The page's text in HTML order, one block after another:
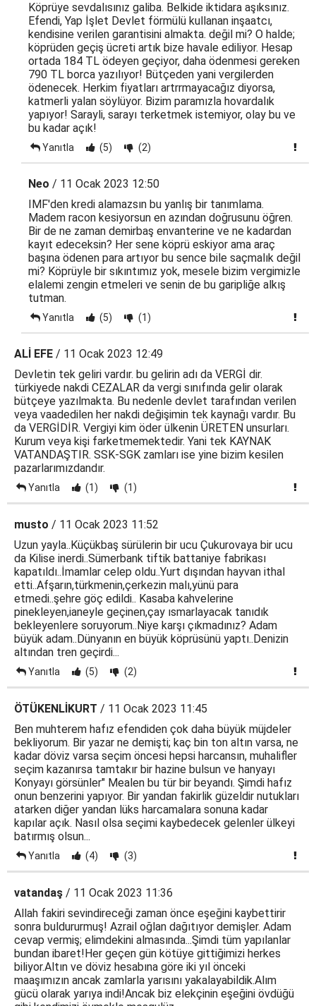
Köprüye sevdalısınız galiba. Belkide iktidara aşıksınız.
Efendi, Yap İşlet Devlet förmülü kullanan inşaatcı,
kendisine verilen garantisini almakta. değil mi? O halde;
köprüden geçiş ücreti artık bize havale ediliyor. Hesap
ortada 184 TL ödeyen geçiyor, daha ödenmesi gereken
790 TL borca yazılıyor! Bütçeden yani vergilerden
ödenecek. Herkim fiyatları artrrmayacağız diyorsa,
katmerli yalan söylüyor. Bizim paramızla hovardalık
yapıyor! Sarayli, sarayı terketmek istemiyor, olay bu ve
bu kadar açık!
Yanıtla (5) (2)
Neo / 11 Ocak 2023 12:50
IMF'den kredi alamazsın bu yanlış bir tanımlama.
Madem racon kesiyorsun en azından doğrusunu öğren.
Bir de ne zaman demirbaş envanterine ve ne kadardan
kayıt edeceksin? Her sene köprü eskiyor ama araç
başına ödenen para artıyor bu sence bile saçmalık değil
mi? Köprüyle bir sıkıntımız yok, mesele bizim vergimizle
elalemi zengin etmeleri ve senin de bu garipliğe alkış
tutman.
Yanıtla (5) (1)
ALİ EFE / 11 Ocak 2023 12:49
Devletin tek geliri vardır. bu gelirin adı da VERGİ dir.
türkiyede nakdi CEZALAR da vergi sınıfında gelir olarak
bütçeye yazılmakta. Bu nedenle devlet tarafından verilen
veya vaadedilen her nakdi değişimin tek kaynağı vardır. Bu
da VERGİDİR. Vergiyi kim öder ülkenin ÜRETEN unsurları.
Kurum veya kişi farketmemektedir. Yani tek KAYNAK
VATANDAŞTIR. SSK-SGK zamları ise yine bizim kesilen
pazarlarımızdandır.
Yanıtla (1) (1)
musto / 11 Ocak 2023 11:52
Uzun yayla..Küçükbaş sürülerin bir ucu Çukurovaya bir ucu
da Kilise inerdi..Sümerbank tiftik battaniye fabrikası
kapatıldı..İmamlar celep oldu..Yurt dışından hayvan ithal
etti..Afşarın,türkmenin,çerkezin malı,yünü para
etmedi..şehre göç edildi.. Kasaba kahvelerine
pinekleyen,ianeyle geçinen,çay ısmarlayacak tanıdık
bekleyenlere soruyorum..Niye karşı çıkmadınız? Adam
büyük adam..Dünyanın en büyük köprüsünü yaptı..Denizin
altından tren geçirdi...
Yanıtla (5) (2)
ÖTÜKENLİKURT / 11 Ocak 2023 11:45
Ben muhterem hafız efendiden çok daha büyük müjdeler
bekliyorum. Bir yazar ne demişti; kaç bin ton altın varsa, ne
kadar döviz varsa seçim öncesi hepsi harcansın, muhalifler
seçim kazanırsa tamtakır bir hazine bulsun ve hanyayı
Konyayı görsünler" Mealen bu tür bir beyandı. Şimdi hafız
onun benzerini yapıyor. Bir yandan fakirlik güzeldir nutukları
atarken diğer yandan lüks harcamalara sonuna kadar
kapılar açık. Nasıl olsa seçimi kaybedecek gelenler ülkeyi
batırmış olsun...
Yanıtla (4) (3)
vatandaş / 11 Ocak 2023 11:36
Allah fakiri sevindireceği zaman önce eşeğini kaybettirir
sonra buldururmuş! Azrail oğlan dağıtıyor demişler. Adam
cevap vermiş; elimdekini almasında...Şimdi tüm yapılanlar
bundan ibaret!Her geçen gün kötüye gittiğimizi herkes
biliyor.Altın ve döviz hesabına göre iki yıl önceki
maaşımızın ancak zamlarla yarısını yakalayabildik.Alım
gücü olarak yarıya indi!Ancak biz elekçinin eşeğini övdüğü